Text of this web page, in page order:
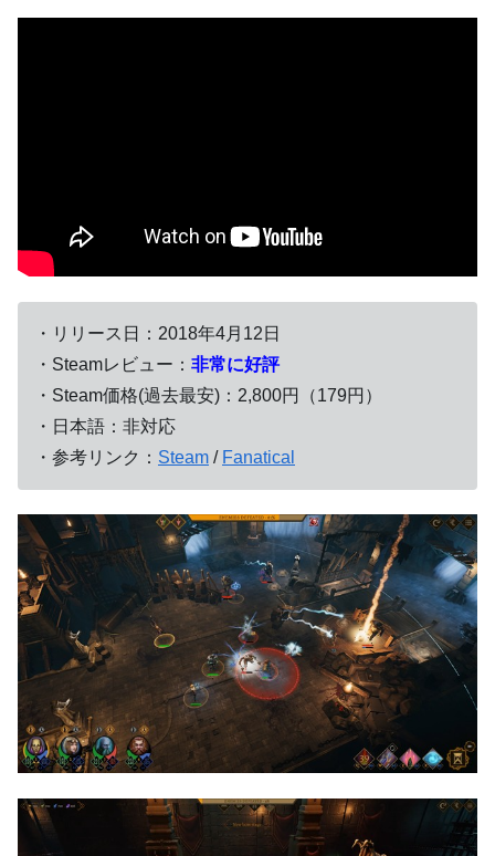
・リリース日：2018年4月12日
・Steamレビュー： 非常に好評
・Steam価格(過去最安)：2,800円（179円）
・日本語：非対応
・参考リンク： Steam / Fanatical